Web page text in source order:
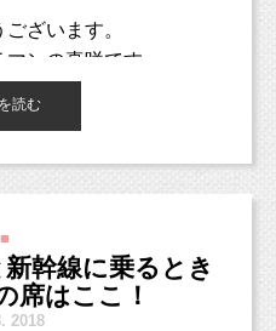
三のロケーションフォ
ます。
ざいます。
ンの真咲です。
応援プラン」のご案
読む
■
幹線に乗るとき
席はここ！
2018